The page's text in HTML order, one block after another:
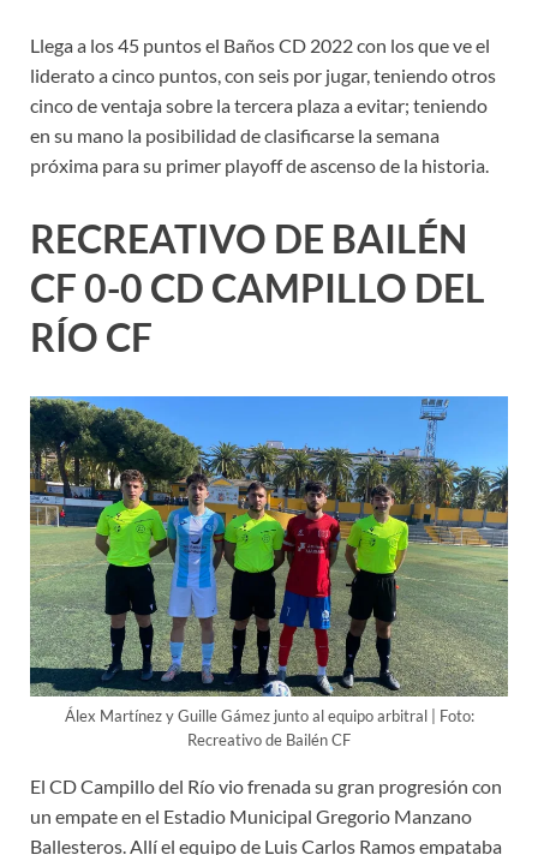
Llega a los 45 puntos el Baños CD 2022 con los que ve el
liderato a cinco puntos, con seis por jugar, teniendo otros
cinco de ventaja sobre la tercera plaza a evitar; teniendo
en su mano la posibilidad de clasificarse la semana
próxima para su primer playoff de ascenso de la historia.
RECREATIVO DE BAILÉN
CF 0-0 CD CAMPILLO DEL
RÍO CF
Álex Martínez y Guille Gámez junto al equipo arbitral | Foto:
Recreativo de Bailén CF
El CD Campillo del Río vio frenada su gran progresión con
un empate en el Estadio Municipal Gregorio Manzano
Ballesteros. Allí el equipo de Luis Carlos Ramos empataba